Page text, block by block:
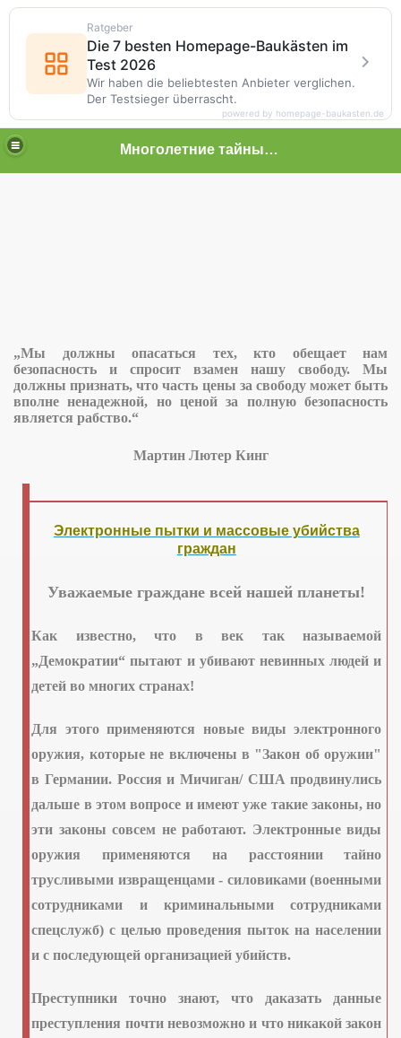
Многолетние тайные пытки граждан
„Мы должны опасаться тех, кто обещает нам
безопасность и спросит взамен нашу свободу. Мы
должны признать, что часть цены за свободу может быть
вполне ненадежной, но ценой за полную безопасность
является рабство.“
Мартин Лютер Кинг
Электронные пытки и массовые убийства
граждан
Уважаемые граждане всей нашей планеты!
Как известно, что в век так называемой
„Демократии“ пытают и убивают невинных людей и
детей во многих странах!
Для этого применяются новые виды электронного
оружия, которые не включены в "Закон об оружии"
в Германии. Россия и Мичиган/ США продвинулись
дальше в этом вопросе и имеют уже такие законы, но
эти законы совсем не работают. Электронные виды
оружия применяются на расстоянии тайно
трусливыми извращенцами - силовиками (военными
сотрудниками и криминальными сотрудниками
спецслужб) с целью проведения пыток на населении
и с последующей организацией убийств.
Преступники точно знают, что даказать данные
преступления почти невозможно и что никакой закон
А.Меркель
граждан и призыв к обжалованию
"Современному фашизму нет!"
Звягинцеву А.Г.
агентов
Ratgeber
Die 7 besten Homepage-Baukästen im
Test 2026
Wir haben die beliebtesten Anbieter verglichen.
Der Testsieger überrascht.
powered by homepage-baukasten.de